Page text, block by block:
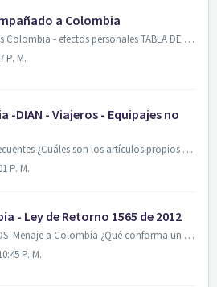
a Colombia
Carga aérea equipajes Colombia - efectos personales TABLA DE CONTENIDOS Carga aérea equipajes Colombia - efectos personales Tarifas de Transporte - a...
P. M.
-DIAN - Viajeros - Equipajes no
Viajeros Preguntas frecuentes ¿Cuáles son los artículos propios del arte u oficio del viajero? Son aquellas mercancías que un viajero importa o exporta p...
P. M.
- Ley de Retorno 1565 de 2012
TRÁMITES ADUANEROS Menaje a Colombia ¿Qué conforma un menaje? Muebles propios para amoblar una casa de acuerdo con los integrantes de la un...
P. M.